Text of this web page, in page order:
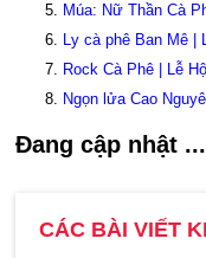
Múa: Nữ Thần Cà
Ly cà phê Ban Mê |
Rock Cà Phê | Lễ
Ngọn lửa Cao
Đang cập nhật ...
CÁC BÀI VIẾT